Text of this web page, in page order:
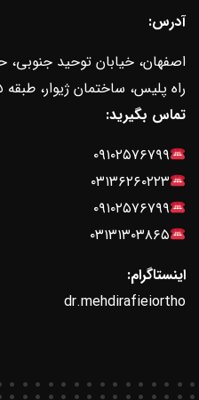
آدرس:
اصفهان، خیابان توحید
راه پلیس، ساختمان ژیوار، طبقه ۵، واحد ۵۰۳
تماس بگیرید:
۰۹۱۰۲۵۷۶۷۹۹
۰۳۱۳۶۲۶۰۲۲۳
۰۹۱۰۲۵۷۶۷۹۹
۰۳۱۳۱۳۰۳۸۶۵
اینستاگرام:
dr.mehdirafieiortho